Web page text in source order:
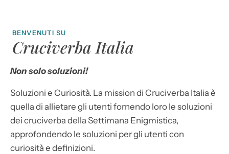
BENVENUTI SU
Cruciverba Italia
Non solo soluzioni!
Soluzioni e Curiosità. La mission di Cruciverba Italia è
quella di allietare gli utenti fornendo loro le soluzioni
dei cruciverba della Settimana Enigmistica,
approfondendo le soluzioni per gli utenti con
curiosità e definizioni.